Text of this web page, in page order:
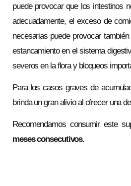
puede provocar que los intestinos
adecuadamente, el exceso de
necesarias puede provocar
estancamiento en el sistema
severos en la flora y bloqueos
Para los casos graves de
brinda un gran alivio al ofrecer una
Recomendamos consumir este
meses consecutivos.